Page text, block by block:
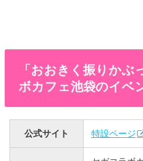
「おおきく振りかぶ
ボカフェ池袋のイベ
公式サイト 特設ページ